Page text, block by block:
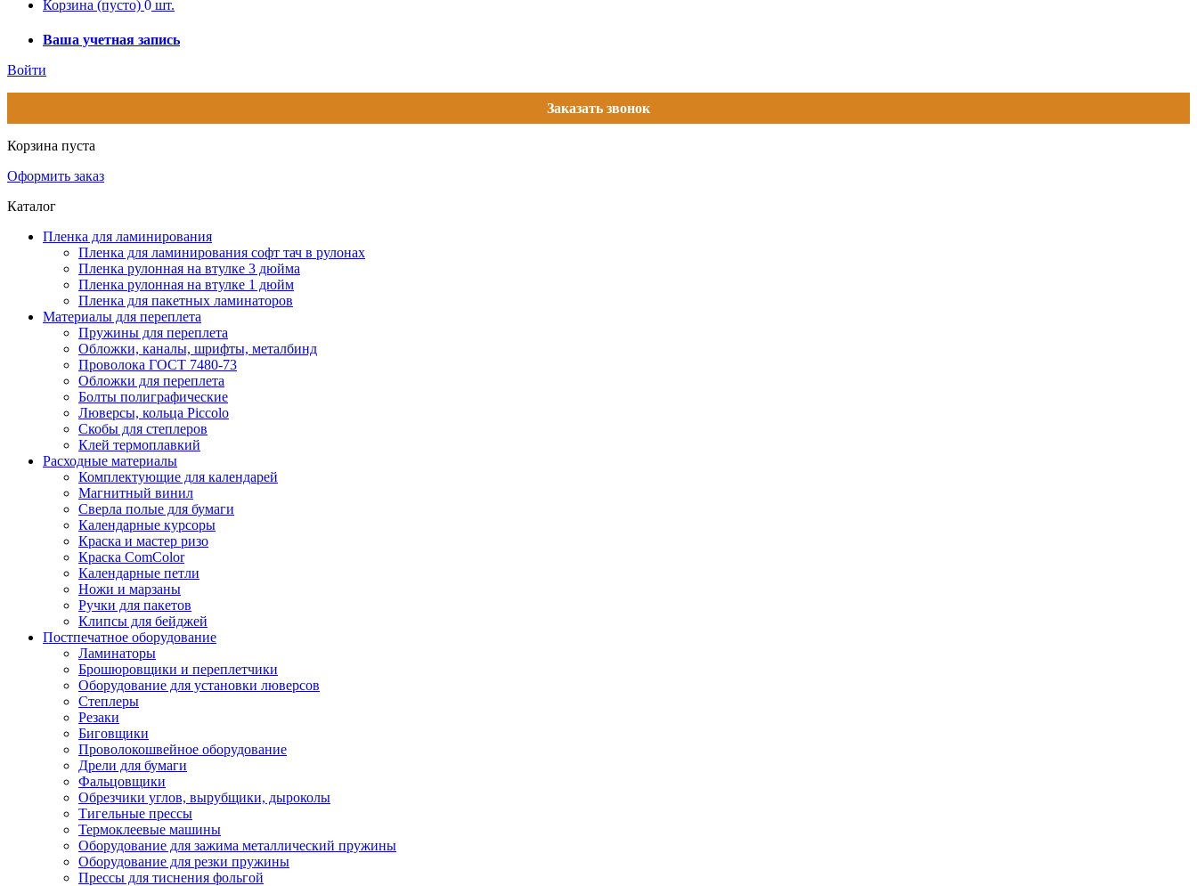
Корзина (пусто) 0 шт.
Ваша учетная запись
Войти
Заказать звонок
Корзина пуста
Оформить заказ
Каталог
Пленка для ламинирования
Пленка для ламинирования софт тач в рулонах
Пленка рулонная на втулке 3 дюйма
Пленка рулонная на втулке 1 дюйм
Пленка для пакетных ламинаторов
Материалы для переплета
Пружины для переплета
Обложки, каналы, шрифты, металбинд
Проволока ГОСТ 7480-73
Обложки для переплета
Болты полиграфические
Люверсы, кольца Piccolo
Скобы для степлеров
Клей термоплавкий
Расходные материалы
Комплектующие для календарей
Магнитный винил
Сверла полые для бумаги
Календарные курсоры
Краска и мастер ризо
Краска ComColor
Календарные петли
Ножи и марзаны
Ручки для пакетов
Клипсы для бейджей
Постпечатное оборудование
Ламинаторы
Брошюровщики и переплетчики
Оборудование для установки люверсов
Степлеры
Резаки
Биговщики
Проволокошвейное оборудование
Дрели для бумаги
Фальцовщики
Обрезчики углов, вырубщики, дыроколы
Тигельные прессы
Термоклеевые машины
Оборудование для зажима металлический пружины
Оборудование для резки пружины
Прессы для тиснения фольгой